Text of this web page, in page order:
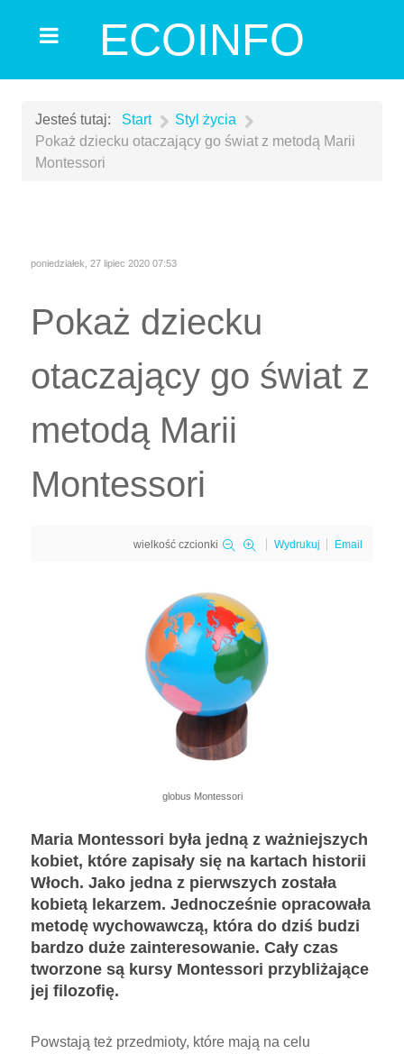
ECOINFO
Jesteś tutaj: Start
Styl życia
Pokaż dziecku otaczający go świat z metodą Marii
Montessori
poniedziałek, 27 lipiec 2020 07:53
Pokaż dziecku
otaczający go świat z
metodą Marii
Montessori
wielkość czcionki Wydrukuj Email
globus Montessori
Maria Montessori była jedną z ważniejszych
kobiet, które zapisały się na kartach historii
Włoch. Jako jedna z pierwszych została
kobietą lekarzem. Jednocześnie opracowała
metodę wychowawczą, która do dziś budzi
bardzo duże zainteresowanie. Cały czas
tworzone są kursy Montessori przybliżające
jej filozofię.
Powstają też przedmioty, które mają na celu